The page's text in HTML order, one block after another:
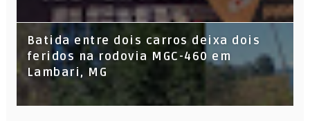
Batida entre dois carros deixa dois
feridos na rodovia MGC-460 em
Lambari, MG